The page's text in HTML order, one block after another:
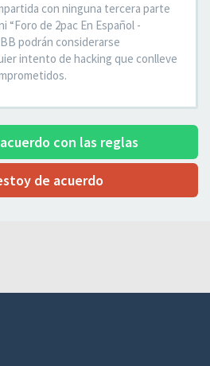
con ninguna tercera parte
de 2pac En Español -
podrán considerarse
intento de hacking que conlleve
con las reglas
de acuerdo